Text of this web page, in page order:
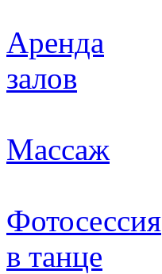
Аренда
залов
Массаж
Фотосессия
в танце